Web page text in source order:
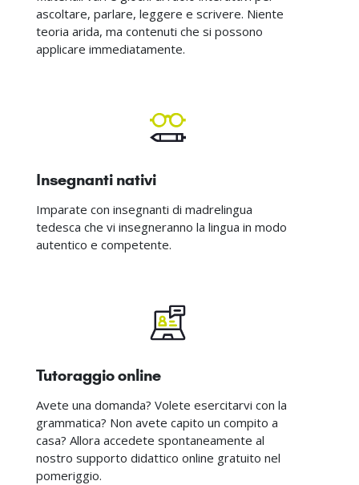
ascoltare, parlare, leggere e scrivere. Niente
teoria arida, ma contenuti che si possono
applicare immediatamente.
Insegnanti nativi
Imparate con insegnanti di madrelingua
tedesca che vi insegneranno la lingua in modo
autentico e competente.
Tutoraggio online
Avete una domanda? Volete esercitarvi con la
grammatica? Non avete capito un compito a
casa? Allora accedete spontaneamente al
nostro supporto didattico online gratuito nel
pomeriggio.